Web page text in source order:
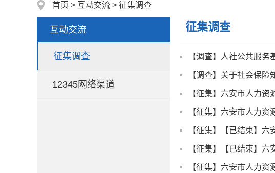
首页 > 互动交流 > 征集调查
互动交流
征集调查
12345网络渠道
征集调查
【调查】人社公共服务
【调查】关于社会保险